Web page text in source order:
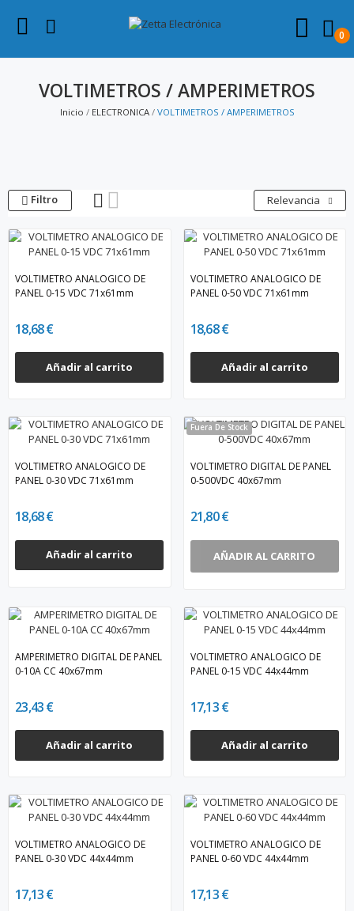
0
VOLTIMETROS / AMPERIMETROS
Inicio ELECTRONICA VOLTIMETROS / AMPERIMETROS
Filtro Relevancia
VOLTIMETRO ANALOGICO DE
PANEL 0-15 VDC 71x61mm
18,68 €
Añadir al carrito
VOLTIMETRO ANALOGICO DE
PANEL 0-50 VDC 71x61mm
18,68 €
Añadir al carrito
VOLTIMETRO ANALOGICO DE
PANEL 0-30 VDC 71x61mm
18,68 €
Añadir al carrito
Fuera De Stock
VOLTIMETRO DIGITAL DE PANEL
0-500VDC 40x67mm
21,80 €
AÑADIR AL CARRITO
AMPERIMETRO DIGITAL DE PANEL
0-10A CC 40x67mm
23,43 €
Añadir al carrito
VOLTIMETRO ANALOGICO DE
PANEL 0-15 VDC 44x44mm
17,13 €
Añadir al carrito
VOLTIMETRO ANALOGICO DE
PANEL 0-30 VDC 44x44mm
17,13 €
VOLTIMETRO ANALOGICO DE
PANEL 0-60 VDC 44x44mm
17,13 €